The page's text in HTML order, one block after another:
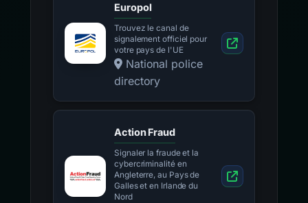
Europol
Trouvez le canal de
signalement officiel pour
votre pays de l'UE
National police
directory
Action Fraud
Signaler la fraude et la
cybercriminalité en
Angleterre, au Pays de
Galles et en Irlande du
Nord